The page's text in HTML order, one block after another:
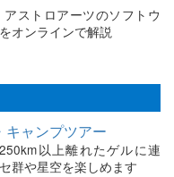
ストロアーツのソフトウ
オンラインで解説
キャンプツアー
以上離れたゲルに連
群や星空を楽しめます